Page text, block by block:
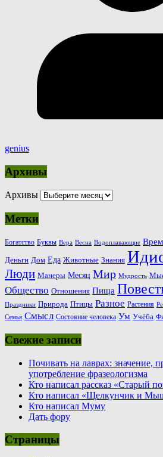
genius
Архивы
Архивы
Метки
Богатство Буквы Вера Весна Водоплавающие
Деньги Дом Еда Животные Знания
Люди Манеры Месяц Мир Мудрость
Общество Отношения Пища
Праздники Природа Птицы Разное Растения
Семья Смысл Состояние человека Ум Учёба
Свежие записи
Почивать на лаврах: значение,
употребление фразеологизма
Кто написал рассказ «Старый
Кто написал «Щелкунчик и
Кто написал Муму
Дать фору
Страницы